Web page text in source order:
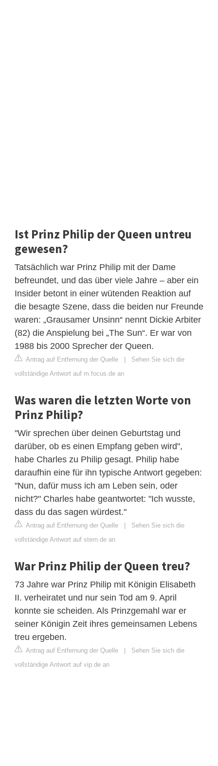
Ist Prinz Philip der Queen untreu
gewesen?
Tatsächlich war Prinz Philip mit der Dame
befreundet, und das über viele Jahre – aber ein
Insider betont in einer wütenden Reaktion auf
die besagte Szene, dass die beiden nur Freunde
waren: „Grausamer Unsinn“ nennt Dickie Arbiter
(82) die Anspielung bei „The Sun“. Er war von
1988 bis 2000 Sprecher der Queen.
Antrag auf Entfernung der Quelle | Sehen Sie sich die
vollständige Antwort auf m.focus.de an
Was waren die letzten Worte von
Prinz Philip?
"Wir sprechen über deinen Geburtstag und
darüber, ob es einen Empfang geben wird",
habe Charles zu Philip gesagt. Philip habe
daraufhin eine für ihn typische Antwort gegeben:
"Nun, dafür muss ich am Leben sein, oder
nicht?" Charles habe geantwortet: "Ich wusste,
dass du das sagen würdest."
Antrag auf Entfernung der Quelle | Sehen Sie sich die
vollständige Antwort auf stern.de an
War Prinz Philip der Queen treu?
73 Jahre war Prinz Philip mit Königin Elisabeth
II. verheiratet und nur sein Tod am 9. April
konnte sie scheiden. Als Prinzgemahl war er
seiner Königin Zeit ihres gemeinsamen Lebens
treu ergeben.
Antrag auf Entfernung der Quelle | Sehen Sie sich die
vollständige Antwort auf vip.de an